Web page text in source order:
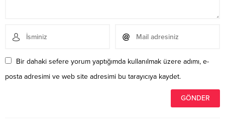
Bir dahaki sefere yorum yaptığımda kullanılmak üzere adımı, e-
posta adresimi ve web site adresimi bu tarayıcıya kaydet.